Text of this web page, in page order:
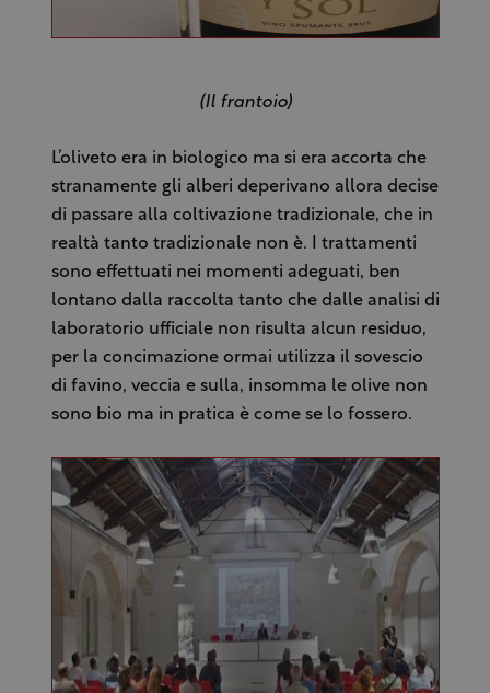
(Il frantoio)
L’oliveto era in biologico ma si era accorta che
stranamente gli alberi deperivano allora decise
di passare alla coltivazione tradizionale, che in
realtà tanto tradizionale non è. I trattamenti
sono effettuati nei momenti adeguati, ben
lontano dalla raccolta tanto che dalle analisi di
laboratorio ufficiale non risulta alcun residuo,
per la concimazione ormai utilizza il sovescio
di favino, veccia e sulla, insomma le olive non
sono bio ma in pratica è come se lo fossero.